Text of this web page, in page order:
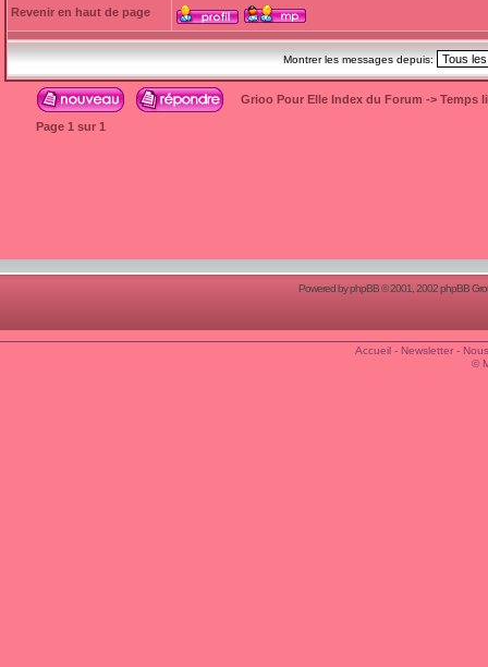
Revenir en haut de page
Montrer les messages depuis:
Grioo Pour Elle Index du Forum -> Temps
Page 1 sur 1
Powered byphpBB© 2001, 2002 phpBB
Accueil- Newsletter-
©